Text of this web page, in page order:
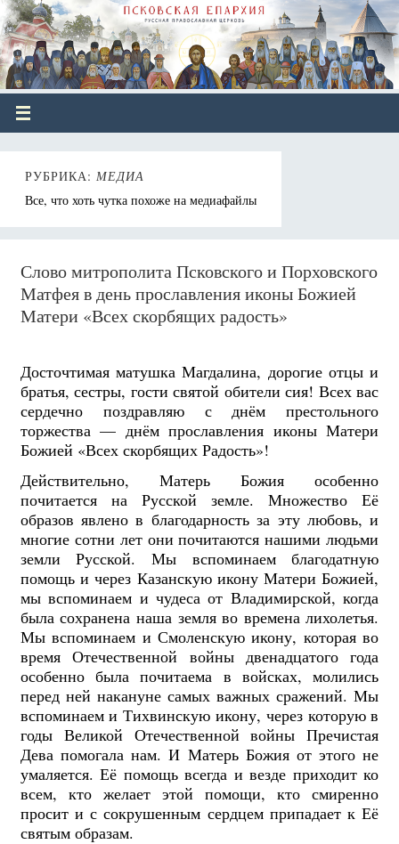
РУБРИКА: МЕДИА
Все, что хоть чутка похоже на медиафайлы
Слово митрополита Псковского и Порховского
Матфея в день прославления иконы Божией
Матери «Всех скорбящих радость»
Досточтимая матушка Магдалина, дорогие отцы и
братья, сестры, гости святой обители сия! Всех вас
сердечно поздравляю с днём престольного
торжества — днём прославления иконы Матери
Божией «Всех скорбящих Радость»!
Действительно, Матерь Божия особенно
почитается на Русской земле. Множество Её
образов явлено в благодарность за эту любовь, и
многие сотни лет они почитаются нашими людьми
земли Русской. Мы вспоминаем благодатную
помощь и через Казанскую икону Матери Божией,
мы вспоминаем и чудеса от Владимирской, когда
была сохранена наша земля во времена лихолетья.
Мы вспоминаем и Смоленскую икону, которая во
время Отечественной войны двенадцатого года
особенно была почитаема в войсках, молились
перед ней накануне самых важных сражений. Мы
вспоминаем и Тихвинскую икону, через которую в
годы Великой Отечественной войны Пречистая
Дева помогала нам. И Матерь Божия от этого не
умаляется. Её помощь всегда и везде приходит ко
всем, кто желает этой помощи, кто смиренно
просит и с сокрушенным сердцем припадает к Её
святым образам.